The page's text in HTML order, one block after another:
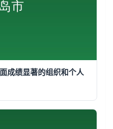
成绩显著的组织和个人